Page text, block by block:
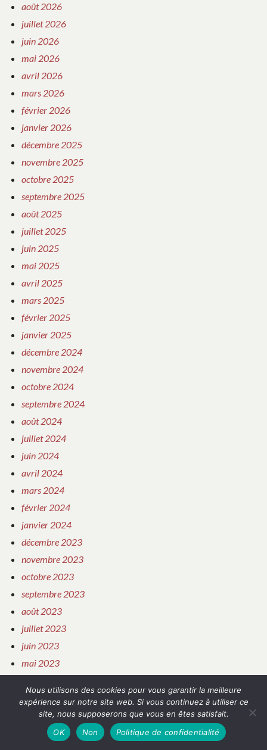
août 2026
juillet 2026
juin 2026
mai 2026
avril 2026
mars 2026
février 2026
janvier 2026
décembre 2025
novembre 2025
octobre 2025
septembre 2025
août 2025
juillet 2025
juin 2025
mai 2025
avril 2025
mars 2025
février 2025
janvier 2025
décembre 2024
novembre 2024
octobre 2024
septembre 2024
août 2024
juillet 2024
juin 2024
avril 2024
mars 2024
février 2024
janvier 2024
décembre 2023
novembre 2023
octobre 2023
septembre 2023
août 2023
juillet 2023
juin 2023
mai 2023
mars 2023
février 2023
janvier 2023
Nous utilisons des cookies pour vous garantir la meilleure
expérience sur notre site web. Si vous continuez à utiliser ce
site, nous supposerons que vous en êtes satisfait.
OK
Non Politique de confidentialité